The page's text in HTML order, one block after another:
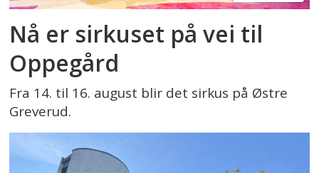
Nå er sirkuset på vei til
Oppegård
Fra 14. til 16. august blir det sirkus på Østre
Greverud.